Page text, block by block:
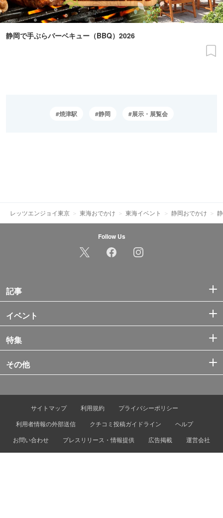
静岡で手ぶらバーベキュー（BBQ）2026
焼津駅 静岡 展示・展覧会
レッツエンジョイ東京 東海おでかけ 東海イベント 静岡おでかけ
Follow Us
記事
イベント
特集
その他
サイトマップ 利用規約
プライバシーポリシー
利用者情報の外部送信
クチコミ投稿ガイドライン
ヘルプ
お問い合わせ
プレスリリース・情報提供 広告掲載 運営会社